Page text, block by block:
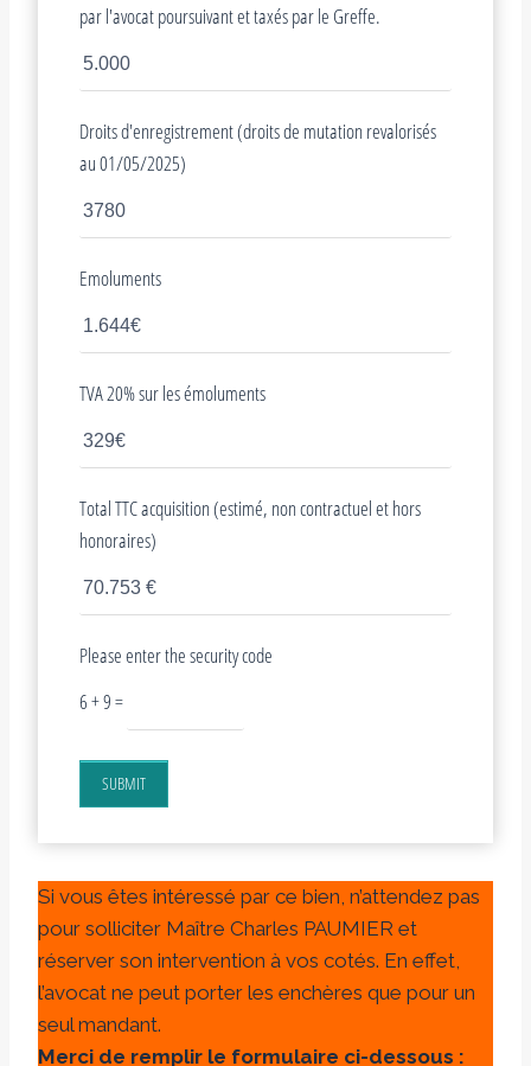
par l'avocat poursuivant et taxés par le Greffe.
Droits d'enregistrement (droits de mutation revalorisés
au 01/05/2025)
Emoluments
TVA 20% sur les émoluments
Total TTC acquisition (estimé, non contractuel et hors
honoraires)
Please enter the security code
6 + 9 =
SUBMIT
Si vous êtes intéressé par ce bien, n’attendez pas
pour solliciter Maître Charles PAUMIER et
réserver son intervention à vos cotés. En effet,
l’avocat ne peut porter les enchères que pour un
seul mandant.
Merci de remplir le formulaire ci-dessous :